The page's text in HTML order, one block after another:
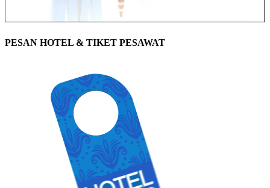
PESAN HOTEL & TIKET PESAWAT